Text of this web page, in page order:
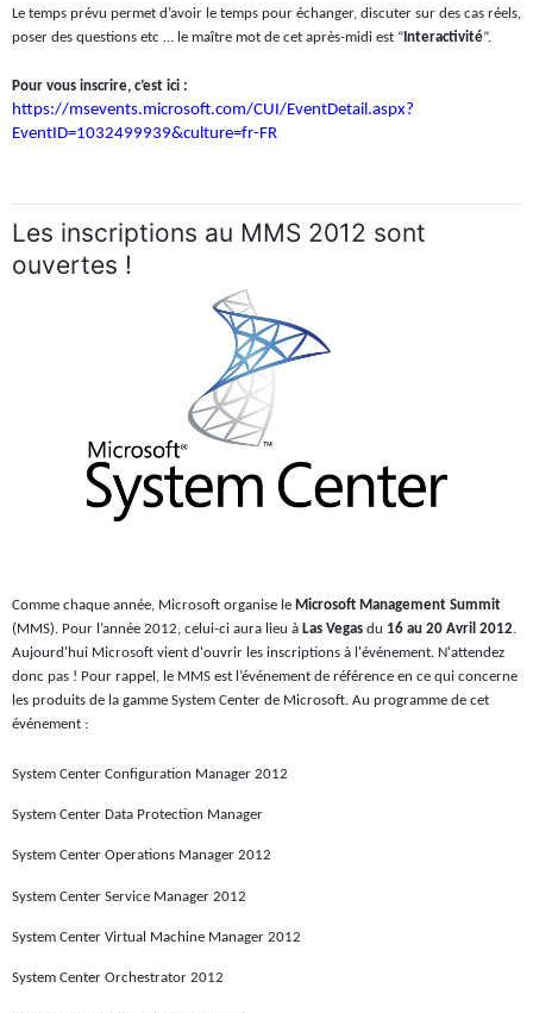
Le temps prévu permet d’avoir le temps pour échanger, discuter sur des cas réels,
poser des questions etc … le maître mot de cet après-midi est “ Interactivité”.
Pour vous inscrire, c’est ici :
https://msevents.microsoft.com/CUI/EventDetail.aspx?
EventID=1032499939&culture=fr-FR
Les inscriptions au MMS 2012 sont
ouvertes !
Comme chaque année, Microsoft organise le Microsoft Management Summit
(MMS). Pour l’année 2012, celui-ci aura lieu à Las Vegas du 16 au 20 Avril 2012.
Aujourd'hui Microsoft vient d'ouvrir les inscriptions à l'événement. N'attendez
donc pas ! Pour rappel, le MMS est l’événement de référence en ce qui concerne
les produits de la gamme System Center de Microsoft. Au programme de cet
événement :
System Center Configuration Manager 2012
System Center Data Protection Manager
System Center Operations Manager 2012
System Center Service Manager 2012
System Center Virtual Machine Manager 2012
System Center Orchestrator 2012